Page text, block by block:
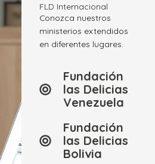
FLD Internacional
Conozca nuestros
ministerios extendidos
en diferentes lugares.
Fundación
las Delicias
Venezuela
Fundación
las Delicias
Bolivia